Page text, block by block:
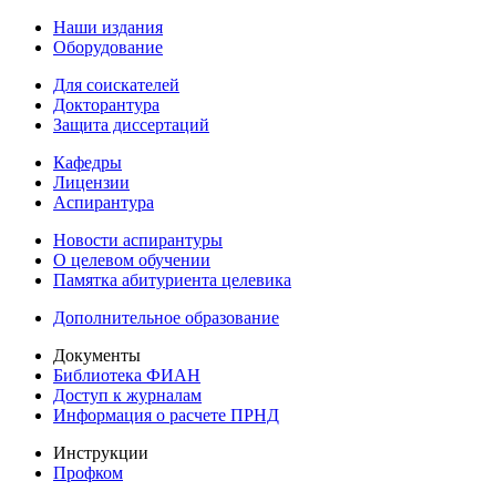
Наши издания
Оборудование
Для соискателей
Докторантура
Защита диссертаций
Кафедры
Лицензии
Аспирантура
Новости аспирантуры
О целевом обучении
Памятка абитуриента целевика
Дополнительное образование
Документы
Библиотека ФИАН
Доступ к журналам
Информация о расчете ПРНД
Инструкции
Профком